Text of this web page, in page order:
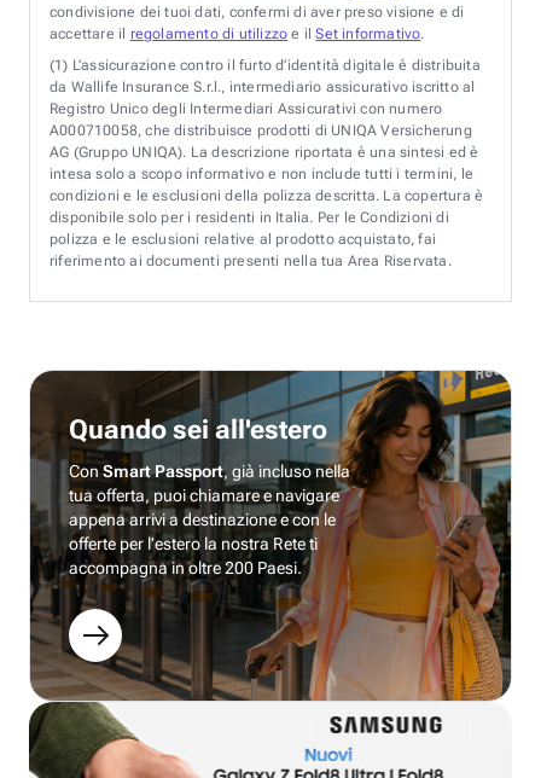
condivisione dei tuoi dati, confermi di aver preso visione e di
accettare il regolamento di utilizzo e ilSet informativo.
(1) L’assicurazione contro il furto d’identità digitale è distribuita
da Wallife Insurance S.r.l., intermediario assicurativo iscritto al
Registro Unico degli Intermediari Assicurativi con numero
A000710058, che distribuisce prodotti di UNIQA Versicherung
AG (Gruppo UNIQA). La descrizione riportata è una sintesi ed è
intesa solo a scopo informativo e non include tutti i termini, le
condizioni e le esclusioni della polizza descritta. La copertura è
disponibile solo per i residenti in Italia. Per le Condizioni di
polizza e le esclusioni relative al prodotto acquistato, fai
riferimento ai documenti presenti nella tua Area Riservata.
Quando sei all'estero
ConSmart Passport, già incluso nella
tua offerta, puoi chiamare e navigare
appena arrivi a destinazione e con le
offerte per l’estero la nostra Rete ti
accompagna in oltre 200 Paesi.